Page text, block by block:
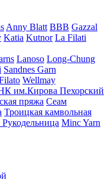
Anny Blatt BBB Gazzal
Katia Kutnor La Filati
Lanoso Long-Chung
Sandnes Garn
Wellmay
им.Кирова Пехорский
пряжа Сеам
Троицкая камвольная
Minc Yarn